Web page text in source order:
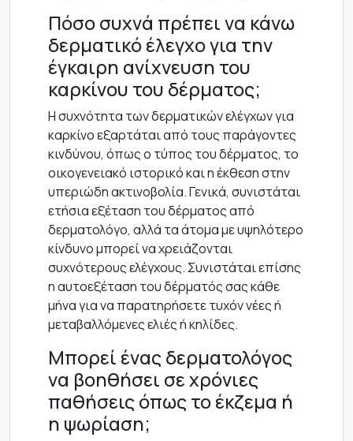
Πόσο συχνά πρέπει να κάνω
δερματικό έλεγχο για την
έγκαιρη ανίχνευση του
καρκίνου του δέρματος;
Η συχνότητα των δερματικών ελέγχων για
καρκίνο εξαρτάται από τους παράγοντες
κινδύνου, όπως ο τύπος του δέρματος, το
οικογενειακό ιστορικό και η έκθεση στην
υπεριώδη ακτινοβολία. Γενικά, συνιστάται
ετήσια εξέταση του δέρματος από
δερματολόγο, αλλά τα άτομα με υψηλότερο
κίνδυνο μπορεί να χρειάζονται
συχνότερους ελέγχους. Συνιστάται επίσης
η αυτοεξέταση του δέρματός σας κάθε
μήνα για να παρατηρήσετε τυχόν νέες ή
μεταβαλλόμενες ελιές ή κηλίδες.
Μπορεί ένας δερματολόγος
να βοηθήσει σε χρόνιες
παθήσεις όπως το έκζεμα ή
η ψωρίαση;